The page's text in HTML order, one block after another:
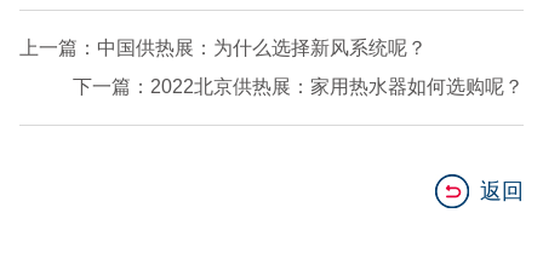
上一篇：中国供热展：为什么选择新风系统呢？
下一篇：2022北京供热展：家用热水器如何选购呢？
返回